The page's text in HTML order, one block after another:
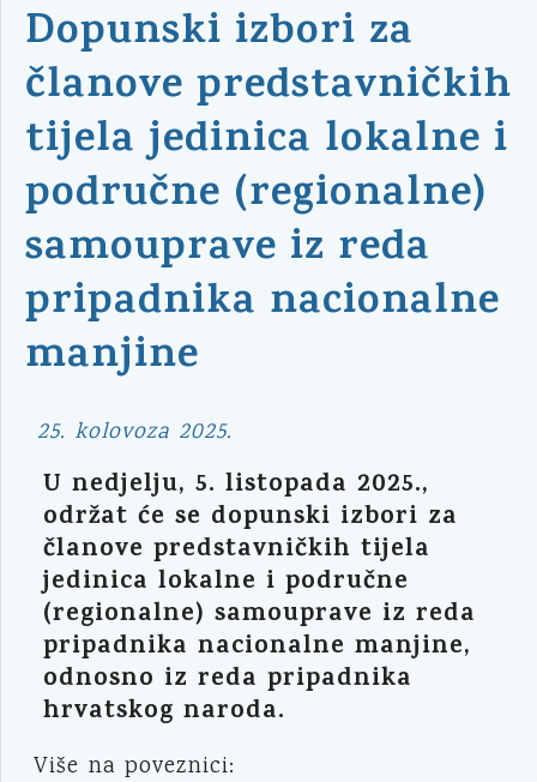
Dopunski izbori za
članove predstavničkih
tijela jedinica lokalne i
područne (regionalne)
samouprave iz reda
pripadnika nacionalne
manjine
25. kolovoza 2025.
U nedjelju, 5. listopada 2025.,
održat će se dopunski izbori za
članove predstavničkih tijela
jedinica lokalne i područne
(regionalne) samouprave iz reda
pripadnika nacionalne manjine,
odnosno iz reda pripadnika
hrvatskog naroda.
Više na poveznici: